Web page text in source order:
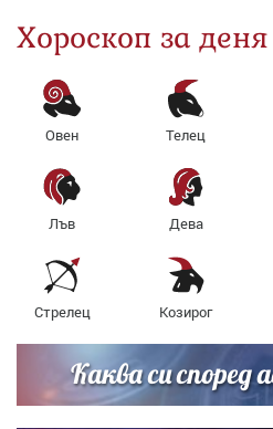
Хороскоп за деня
Овен Телец
Лъв Дева
Стрелец Козирог
Каква си според